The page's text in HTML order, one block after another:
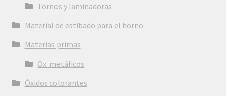
Tornos y laminadoras
Material de estibado para el horno
Materias primas
Ox. metálicos
Óxidos colorantes